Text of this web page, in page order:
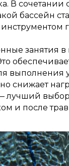
В сочетании
бассейн
занятия
выполнения
снижает
лучший
и после